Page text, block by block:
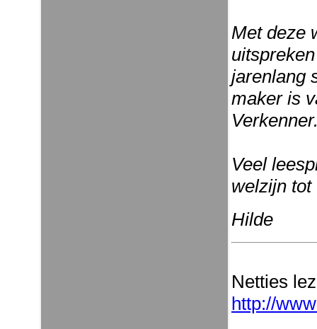
Met deze
jarenlang
maker is
Veel
welzijn tot
Hilde
Netties
http://